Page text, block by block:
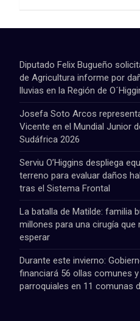
Diputado Felix Bugueño
de Agricultura informe por
lluvias en la Región de
Josefa Soto Arcos
Vicente en el Mundial Junior
Sudáfrica 2026
Serviu O’Higgins despliega
terreno para evaluar daños
tras el Sistema Frontal
La batalla de Matilde: familia
millones para una cirugía que
esperar
Durante este invierno:
financiará 56 ollas comunes
parroquiales en 11 comunas